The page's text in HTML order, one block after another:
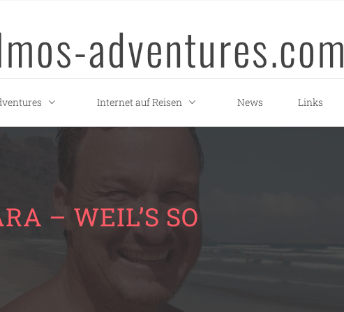
adventures.com
Internet auf Reisen News Links
– WEIL’S SO